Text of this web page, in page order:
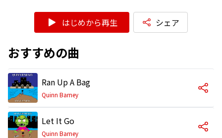
はじめから再生 シェア
おすすめの曲
Ran Up A Bag
Quinn Barney
Let It Go
Quinn Barney